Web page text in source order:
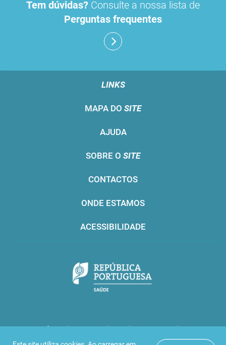
Tem dúvidas? Consulte a nossa lista de
Perguntas frequentes
LINKS
MAPA DO SITE
AJUDA
SOBRE O SITE
CONTACTOS
ONDE ESTAMOS
ACESSIBILIDADE
Infarmed © 2016. Todos os direitos reservados